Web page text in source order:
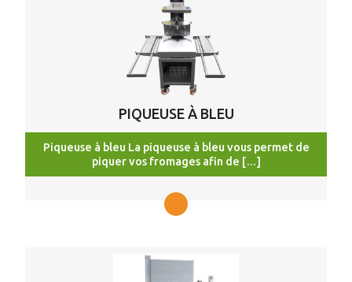
PIQUEUSE À BLEU
Piqueuse à bleu La piqueuse à bleu vous permet de
piquer vos fromages afin de […]